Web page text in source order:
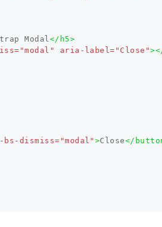
Modal</h5>
"modal" aria-label= "Close"
bs-dismiss= "modal" >Close</